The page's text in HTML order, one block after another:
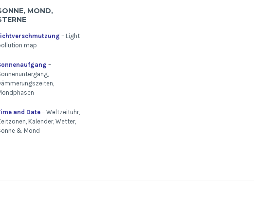
MOND,
– Light
map
–
and Date– Weltzeituhr,
Kalender, Wetter,
& Mond